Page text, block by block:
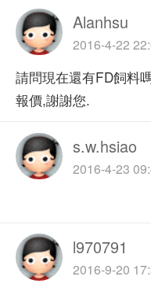
Alanhsu
2016-4-22
請問現在還有FD飼料
報價,謝謝您.
s.w.hsiao
2016-4-23
l970791
2016-9-20